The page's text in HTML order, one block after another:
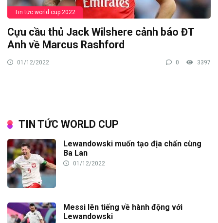
Tin tức world cup 2022
Cựu cầu thủ Jack Wilshere cảnh báo ĐT
Anh về Marcus Rashford
01/12/2022 0 3397
TIN TỨC WORLD CUP
Lewandowski muốn tạo địa chấn cùng
Ba Lan
01/12/2022
Messi lên tiếng về hành động với
Lewandowski